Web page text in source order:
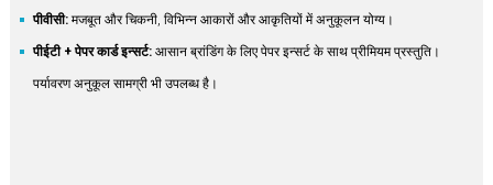
पीवीसी:मजबूत और चिकनी, विभिन्न आकारों और आकृतियों में अनुकूलन योग्य।
पीईटी + पेपर कार्ड इन्सर्ट:आसान ब्रांडिंग के लिए पेपर इन्सर्ट के साथ प्रीमियम प्रस्तुति।
पर्यावरण अनुकूल सामग्री भी उपलब्ध है।